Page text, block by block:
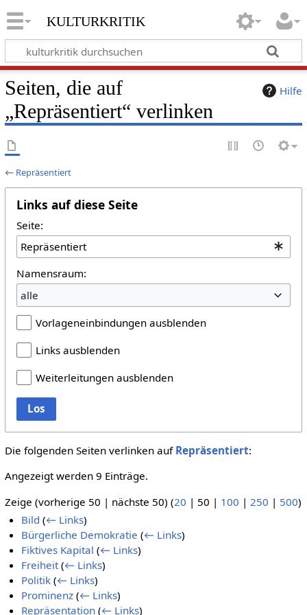
kulturkritik
Hilfe
Seiten, die auf
„Repräsentiert“ verlinken
← Repräsentiert
Links auf diese Seite
Seite:
Namensraum:
alle
Vorlageneinbindungen ausblenden
Links ausblenden
Weiterleitungen ausblenden
Los
Die folgenden Seiten verlinken auf Repräsentiert:
Angezeigt werden 9 Einträge.
Zeige (vorherige 50 | nächste 50) (20 | 50 | 100 | 250 | 500)
Bild (← Links)
Bürgerliche Demokratie (← Links)
Fiktives Kapital (← Links)
Freiheit (← Links)
Politik (← Links)
Prominenz (← Links)
Repräsentation (← Links)